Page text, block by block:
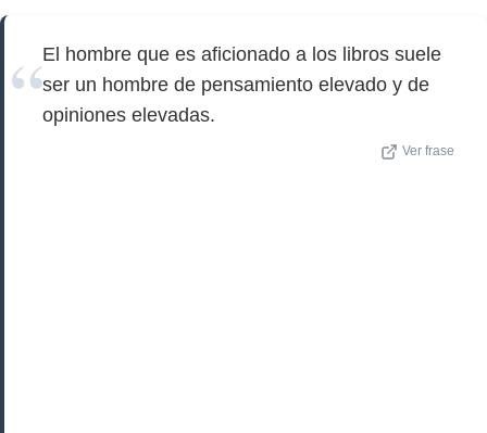
El hombre que es aficionado a los libros suele
ser un hombre de pensamiento elevado y de
opiniones elevadas.
Ver frase